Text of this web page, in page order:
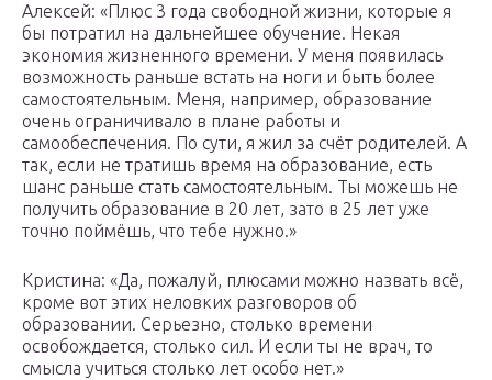
Алексей: «Плюс 3 года свободной жизни, которые я
бы потратил на дальнейшее обучение. Некая
экономия жизненного времени. У меня появилась
возможность раньше встать на ноги и быть более
самостоятельным. Меня, например, образование
очень ограничивало в плане работы и
самообеспечения. По сути, я жил за счёт родителей. А
так, если не тратишь время на образование, есть
шанс раньше стать самостоятельным. Ты можешь не
получить образование в 20 лет, зато в 25 лет уже
точно поймёшь, что тебе нужно.»
Кристина: «Да, пожалуй, плюсами можно назвать всё,
кроме вот этих неловких разговоров об
образовании. Серьезно, столько времени
освобождается, столько сил. И если ты не врач, то
смысла учиться столько лет особо нет.»